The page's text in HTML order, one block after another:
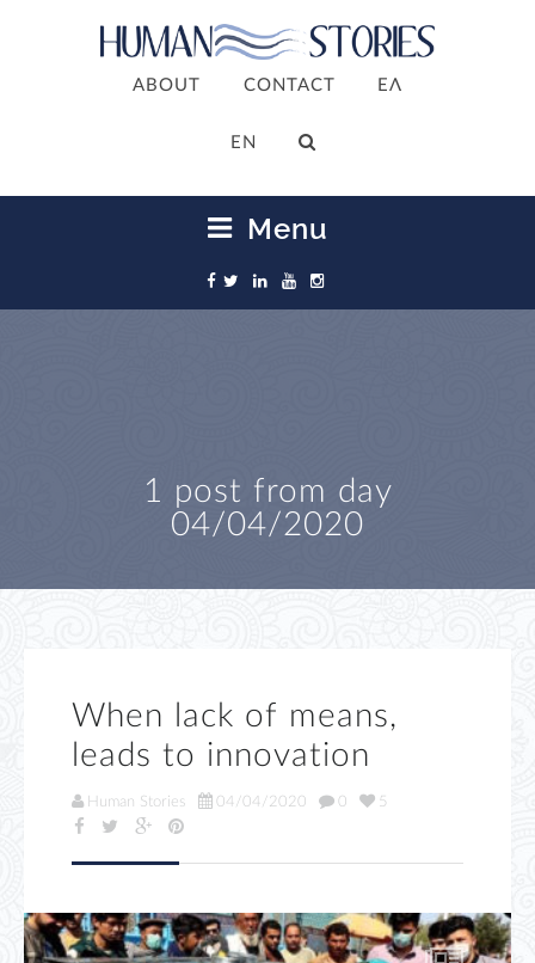
ABOUT CONTACT ΕΛ
ΕΝ
Menu
1 post from day
04/04/2020
When lack of means,
leads to innovation
Human Stories 04/04/2020 0 5